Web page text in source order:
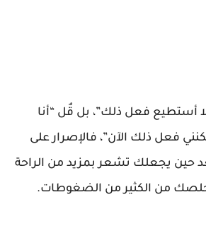
أستطيع فعل ذلك”، بل قٌل “أنا
فعل ذلك الآن”، فالإصرار على
حين يجعلك تشعر بمزيد من الراحة
من الكثير من الضغوطات.